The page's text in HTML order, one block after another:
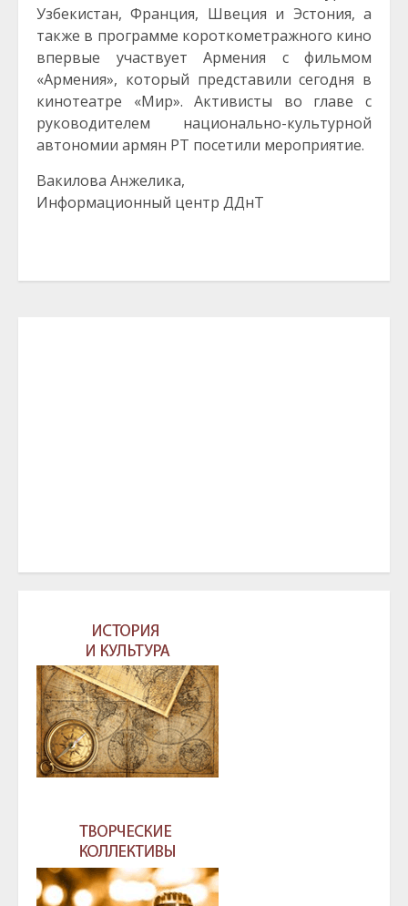
Узбекистан, Франция, Швеция и Эстония, а
также в программе короткометражного кино
впервые участвует Армения с фильмом
«Армения», который представили сегодня в
кинотеатре «Мир». Активисты во главе с
руководителем национально-культурной
автономии армян РТ посетили мероприятие.
Вакилова Анжелика,
Информационный центр ДДнТ